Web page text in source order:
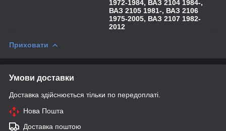
1972-1984, ВАЗ 2104 1984-,
ВАЗ 2105 1981-, ВАЗ 2106
1975-2005, ВАЗ 2107 1982-
2012
Приховати
Умови доставки
Доставка здійснюється тільки по передоплаті.
Нова Пошта
Доставка поштою